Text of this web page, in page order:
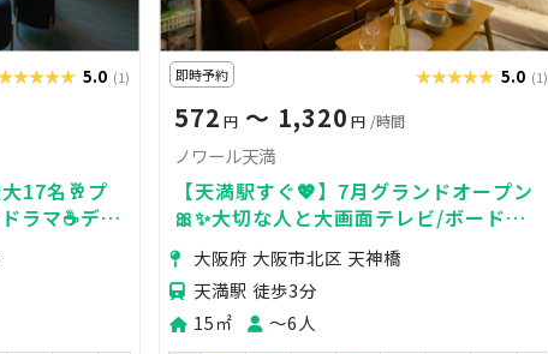
5.0 (1)
17名🥂プ
ラマ☕️デー
🐙推し活
即時予約 ★★★★★
★★★★★5.0 (1)
572 円 〜 1,320 円 /時間
ノワール天満
【天満駅すぐ💖】7月グランドオープン
🎀✨大切な人と大画面テレビ/ボードゲ
ームを楽しめるごろ寝空間❣️✨
大阪府 大阪市北区 天神橋
天満駅 徒歩3分
15㎡
〜6人